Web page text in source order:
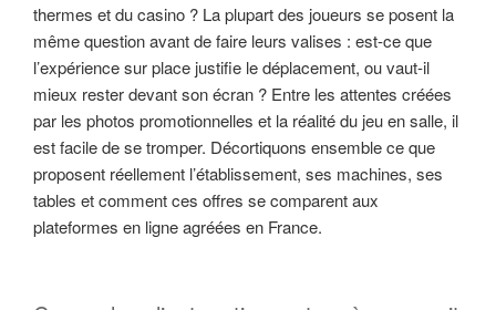
thermes et du casino ? La plupart des joueurs se posent la
même question avant de faire leurs valises : est-ce que
l’expérience sur place justifie le déplacement, ou vaut-il
mieux rester devant son écran ? Entre les attentes créées
par les photos promotionnelles et la réalité du jeu en salle, il
est facile de se tromper. Décortiquons ensemble ce que
proposent réellement l’établissement, ses machines, ses
tables et comment ces offres se comparent aux
plateformes en ligne agréées en France.